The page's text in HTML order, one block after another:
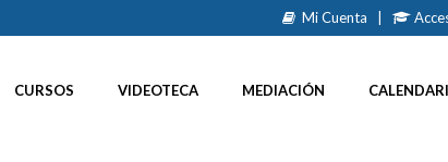
Mi Cuenta
CURSOS VIDEOTECA MEDIACIÓN